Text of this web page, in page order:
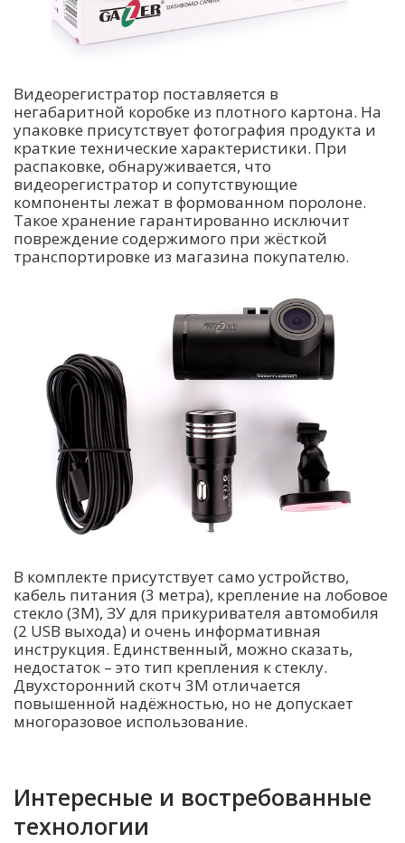
Видеорегистратор поставляется в
негабаритной коробке из плотного картона. На
упаковке присутствует фотография продукта и
краткие технические характеристики. При
распаковке, обнаруживается, что
видеорегистратор и сопутствующие
компоненты лежат в формованном поролоне.
Такое хранение гарантированно исключит
повреждение содержимого при жёсткой
транспортировке из магазина покупателю.
В комплекте присутствует само устройство,
кабель питания (3 метра), крепление на лобовое
стекло (3М), ЗУ для прикуривателя автомобиля
(2 USB выхода) и очень информативная
инструкция. Единственный, можно сказать,
недостаток – это тип крепления к стеклу.
Двухсторонний скотч 3М отличается
повышенной надёжностью, но не допускает
многоразовое использование.
Интересные и востребованные
технологии